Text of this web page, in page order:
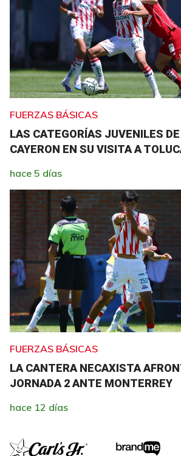
FUERZAS BÁSICAS
LAS CATEGORÍAS JUVENILES
CAYERON EN SU VISITA A
hace 5 días
FUERZAS BÁSICAS
LA CANTERA NECAXISTA
JORNADA 2 ANTE MONTERREY
hace 12 días